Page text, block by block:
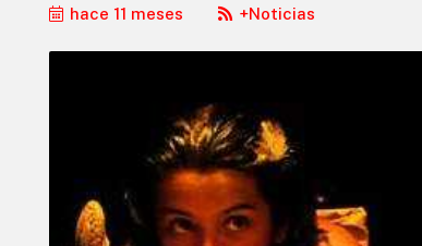
hace 11 meses +Noticias